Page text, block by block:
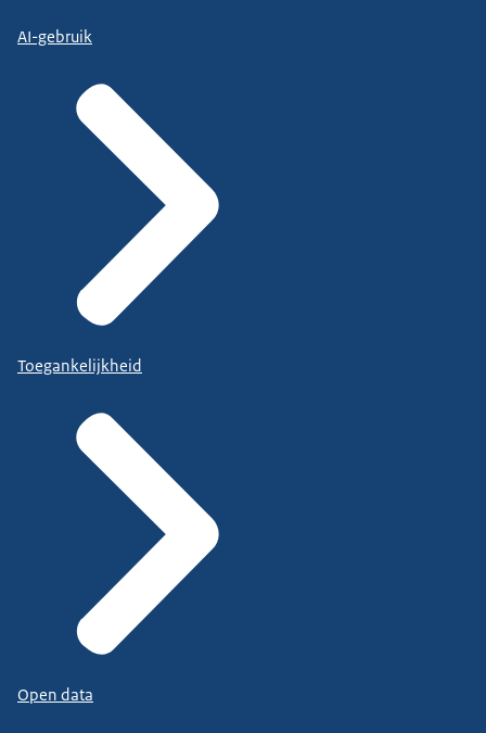
AI-gebruik
Toegankelijkheid
Open data